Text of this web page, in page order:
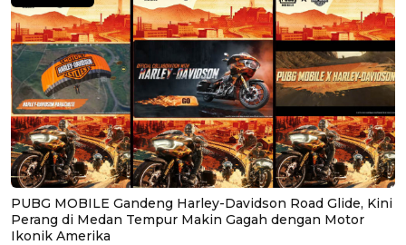
PUBG MOBILE Gandeng Harley-Davidson Road Glide, Kini
Perang di Medan Tempur Makin Gagah dengan Motor
Ikonik Amerika